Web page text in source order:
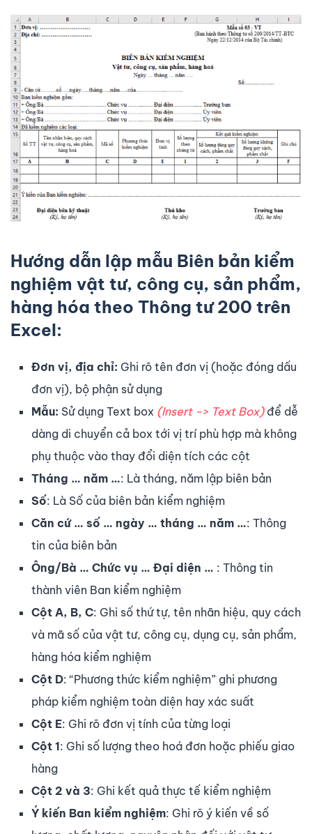
Hướng dẫn lập mẫu Biên bản kiểm
nghiệm vật tư, công cụ, sản phẩm,
hàng hóa theo Thông tư 200 trên
Excel:
Đơn vị, địa chỉ: Ghi rõ tên đơn vị (hoặc đóng dấu
đơn vị), bộ phận sử dụng
Mẫu: Sử dụng Text box (Insert -> Text Box) để dễ
dàng di chuyển cả box tới vị trí phù hợp mà không
phụ thuộc vào thay đổi diện tích các cột
Tháng … năm …: Là tháng, năm lập biên bản
Số: Là Số của biên bản kiểm nghiệm
Căn cứ … số … ngày … tháng … năm …: Thông
tin của biên bản
Ông/Bà … Chức vụ … Đại diện … : Thông tin
thành viên Ban kiểm nghiệm
Cột A, B, C: Ghi số thứ tự, tên nhãn hiệu, quy cách
và mã số của vật tư, công cụ, dụng cụ, sản phẩm,
hàng hóa kiểm nghiệm
Cột D: “Phương thức kiểm nghiệm” ghi phương
pháp kiểm nghiệm toàn diện hay xác suất
Cột E: Ghi rõ đơn vị tính của từng loại
Cột 1: Ghi số lượng theo hoá đơn hoặc phiếu giao
hàng
Cột 2 và 3: Ghi kết quả thực tế kiểm nghiệm
Ý kiến Ban kiểm nghiệm: Ghi rõ ý kiến về số